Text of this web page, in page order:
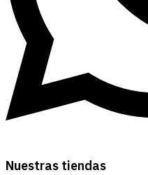
Nuestras tiendas